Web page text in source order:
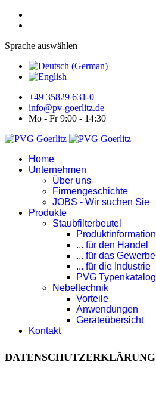
Sprache auswählen
+49 35829 631-0
info@pv-goerlitz.de
Mo - Fr 9:00 - 14:30
Home
Unternehmen
Über uns
Firmengeschichte
JOBS - Wir suchen Sie
Produkte
Staubfilterbeutel
Produktinformation
... für den Handel
... für das Gewerbe
... für die Industrie
PVG Typenkatalog
Nebeltechnik
Vorteile
Anwendungen
Geräteübersicht
Kontakt
DATENSCHUTZERKLÄRUNG